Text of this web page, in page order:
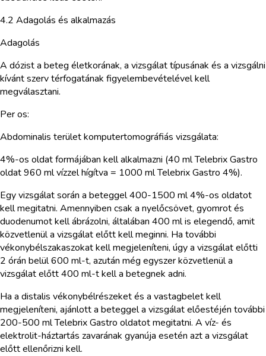
4.2 Adagolás és alkalmazás
Adagolás
A dózist a beteg életkorának, a vizsgálat típusának és a vizsgálni
kívánt szerv térfogatának figyelembevételével kell
megválasztani.
Per os:
Abdominalis terület komputertomográfiás vizsgálata:
4%-os oldat formájában kell alkalmazni (40 ml Telebrix Gastro
oldat 960 ml vízzel hígítva = 1000 ml Telebrix Gastro 4%).
Egy vizsgálat során a beteggel 400-1500 ml 4%-os oldatot
kell megitatni. Amennyiben csak a nyelőcsövet, gyomrot és
duodenumot kell ábrázolni, általában 400 ml is elegendő, amit
közvetlenül a vizsgálat előtt kell meginni. Ha további
vékonybélszakaszokat kell megjeleníteni, úgy a vizsgálat előtti
2 órán belül 600 ml-t, azután még egyszer közvetlenül a
vizsgálat előtt 400 ml-t kell a betegnek adni.
Ha a distalis vékonybélrészeket és a vastagbelet kell
megjeleníteni, ajánlott a beteggel a vizsgálat előestéjén további
200-500 ml Telebrix Gastro oldatot megitatni. A víz- és
elektrolit-háztartás zavarának gyanúja esetén azt a vizsgálat
előtt ellenőrizni kell.